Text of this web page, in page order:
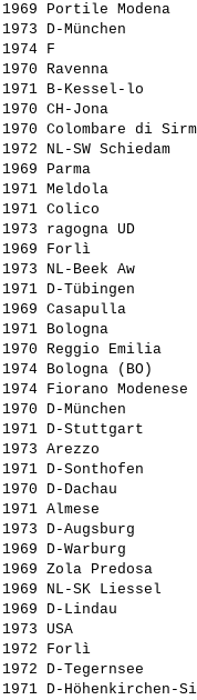
1969 Portile
1973 D-München
1974 F
1970 Ravenna
1971 B-Kessel-lo
1970 CH-Jona
1970 Colombare di
1972 NL-SW
1969 Parma
1971 Meldola
1971 Colico
1973 ragogna UD
1969 Forlì
1973 NL-Beek Aw
1971 D-Tübingen
1969 Casapulla
1971 Bologna
1970 Reggio Emilia
1974 Bologna (BO)
1974 Fiorano
1970 D-München
1971 D-Stuttgart
1973 Arezzo
1971 D-Sonthofen
1970 D-Dachau
1971 Almese
1973 D-Augsburg
1969 D-Warburg
1969 Zola Predosa
1969 NL-SK Liessel
1969 D-Lindau
1973 USA
1972 Forlì
1972 D-Tegernsee
1971 D-